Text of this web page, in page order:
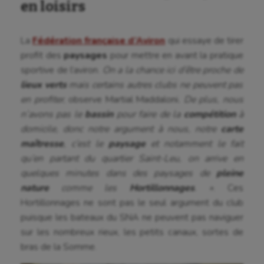
en loisirs
LaFédération française d’Aviron qui essaye de tirer
profit despaysages pour mettre en avant la pratique
sportive de l’aviron.
On a la chance ici d’être proche de
lieux vertsmais certains autres clubs ne peuvent pas
en profiter , observe Martial Maddaloni
. De plus, nous
n’avons pas le bassin pour faire de la compétition à
domicile, donc notre argument à nous, notre carte
maîtresse, c’est le paysage et notamment le fait
qu’en partant du quartier Saint-Leu, on arrive en
quelques minutes dans des paysages de pleine
nature comme les Hortillonnages. »
. Ces
Hortillonnages ne sont pas le seul argument du club
puisque les bateaux du SNA ne peuvent pas naviguer
sur les nombreux rieux, les petits canaux, sortes de
bras de la Somme.